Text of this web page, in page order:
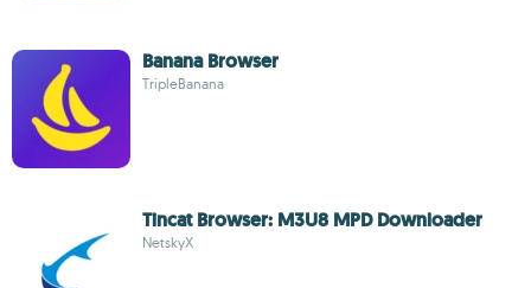
Banana Browser
TripleBanana
Tincat Browser: M3U8 MPD Downloader
NetskyX